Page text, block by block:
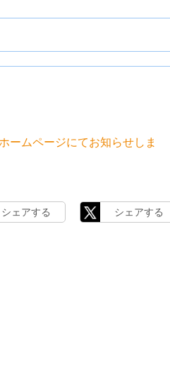
ームページにてお知らせしま
シェアする シェアする